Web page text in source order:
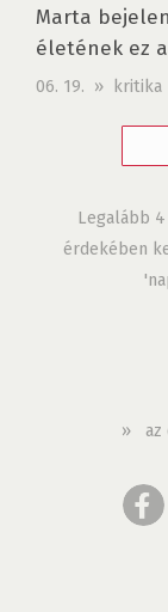
Marta
életének ez
06. 19. » kritika
Legalább
érdekében
»